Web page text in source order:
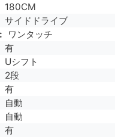
180CM
サイドドライブ
ワンタッチ
有
Uシフト
2段
有
自動
自動
有